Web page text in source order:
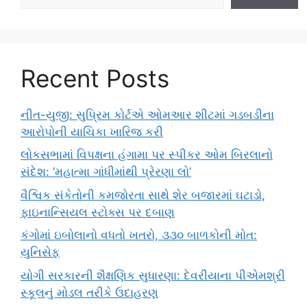
Recent Posts
નીત-યુજી: સુપ્રિમ કોર્ટએ ઓમઆર શીટમાં ગડબડીના
આરોપોની યાચિકા ખારિજ કરી
લોકસભામાં વિપક્ષના હંગામા પર સ્પીકર ઓમ બિરલાનો
સંદેશ: ‘મહાત્મા ગાંધીમાંથી પ્રેરણા લો’
વૈશ્વિક સંકેતોની કમજોરતા સાથે શેર બજારમાં ઘટાડો,
ફાઇનાન્સિયલ સ્ટોક્સ પર દબાણ
કંગોમાં ઇબોલાનો વધતો ખતરો, ૩૩૦ બાળકોની મોત:
યુનિસેફ
યોગી સરકારની શૈક્ષણિક સુધારણા: દેવરીયાના પીએમશ્રી
સ્કૂલનું મોડલ તરીકે ઉદાહરણ